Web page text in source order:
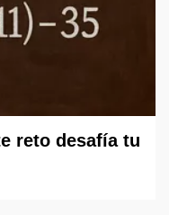
reto desafía tu